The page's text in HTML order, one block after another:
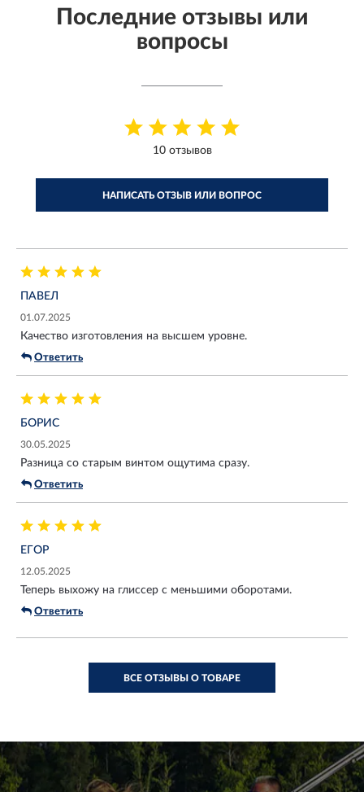
Последние отзывы или
вопросы
10 отзывов
НАПИСАТЬ ОТЗЫВ ИЛИ ВОПРОС
ПАВЕЛ
01.07.2025
Качество изготовления на высшем уровне.
Ответить
БОРИС
30.05.2025
Разница со старым винтом ощутима сразу.
Ответить
ЕГОР
12.05.2025
Теперь выхожу на глиссер с меньшими оборотами.
Ответить
ВСЕ ОТЗЫВЫ О ТОВАРЕ